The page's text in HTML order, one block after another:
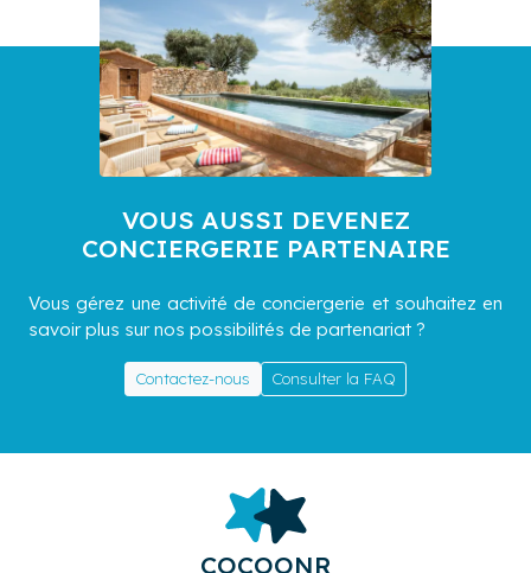
VOUS AUSSI DEVENEZ
CONCIERGERIE PARTENAIRE
Vous gérez une activité de conciergerie et souhaitez en
savoir plus sur nos possibilités de partenariat ?
Contactez-nous Consulter la FAQ
COCOONR